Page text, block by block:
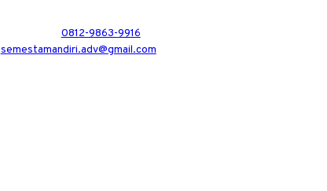
0812-9863-9916
semestamandiri.adv@gmail.com